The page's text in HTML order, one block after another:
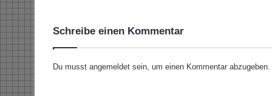
l
o
Schreibe einen Kommentar
Du musst angemeldet sein, um einen Kommentar abzugeben.